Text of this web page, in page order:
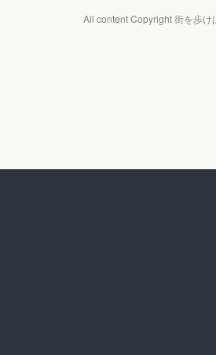
All content Copyright 街を歩